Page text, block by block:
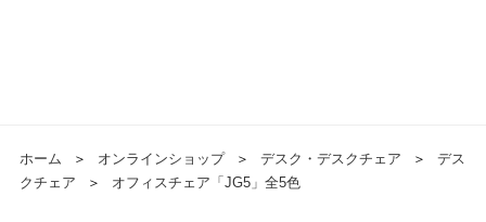
ホーム ＞ オンラインショップ ＞ デスク・デスクチェア ＞
デス
クチェア
＞ オフィスチェア「JG5」全5色